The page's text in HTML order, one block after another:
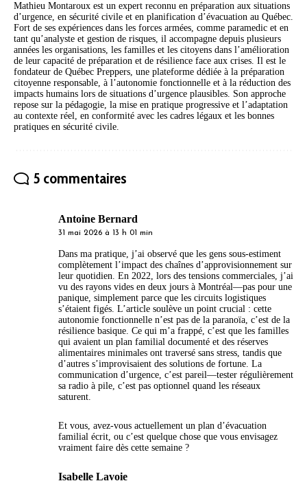
Mathieu Montaroux est un expert reconnu en préparation aux situations
d’urgence, en sécurité civile et en planification d’évacuation au Québec.
Fort de ses expériences dans les forces armées, comme paramedic et en
tant qu’analyste et gestion de risques, il accompagne depuis plusieurs
années les organisations, les familles et les citoyens dans l’amélioration
de leur capacité de préparation et de résilience face aux crises. Il est le
fondateur de Québec Preppers, une plateforme dédiée à la préparation
citoyenne responsable, à l’autonomie fonctionnelle et à la réduction des
impacts humains lors de situations d’urgence plausibles. Son approche
repose sur la pédagogie, la mise en pratique progressive et l’adaptation
au contexte réel, en conformité avec les cadres légaux et les bonnes
pratiques en sécurité civile.
5 commentaires
Antoine Bernard
31 mai 2026 à 13 h 01 min
Dans ma pratique, j’ai observé que les gens sous-estiment
complètement l’impact des chaînes d’approvisionnement sur
leur quotidien. En 2022, lors des tensions commerciales, j’ai
vu des rayons vides en deux jours à Montréal—pas pour une
panique, simplement parce que les circuits logistiques
s’étaient figés. L’article soulève un point crucial : cette
autonomie fonctionnelle n’est pas de la paranoïa, c’est de la
résilience basique. Ce qui m’a frappé, c’est que les familles
qui avaient un plan familial documenté et des réserves
alimentaires minimales ont traversé sans stress, tandis que
d’autres s’improvisaient des solutions de fortune. La
communication d’urgence, c’est pareil—tester régulièrement
sa radio à pile, c’est pas optionnel quand les réseaux
saturent.
Et vous, avez-vous actuellement un plan d’évacuation
familial écrit, ou c’est quelque chose que vous envisagez
vraiment faire dès cette semaine ?
Isabelle Lavoie